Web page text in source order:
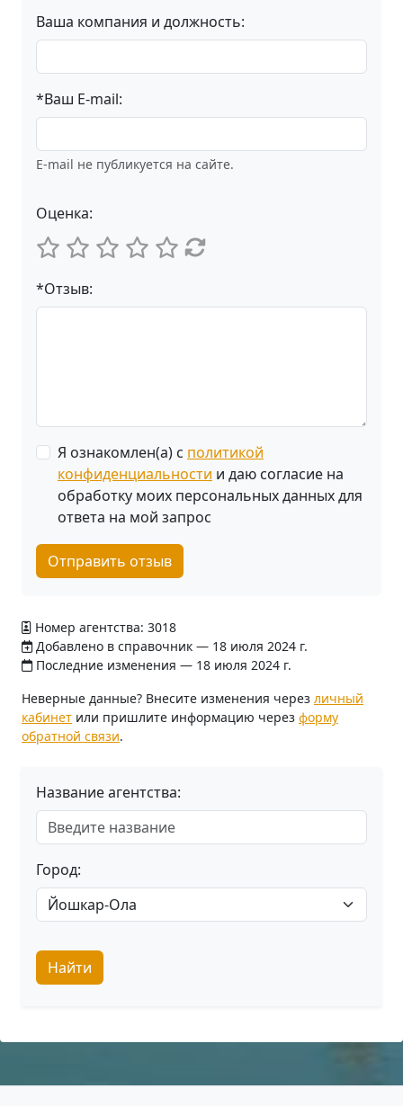
Ваша компания и должность:
*Ваш E-mail:
E-mail не публикуется на сайте.
Оценка:
*Отзыв:
Я ознакомлен(а) с политикой
конфиденциальности и даю согласие на
обработку моих персональных данных для
ответа на мой запрос
Отправить отзыв
Номер агентства: 3018
Добавлено в справочник — 18 июля 2024 г.
Последние изменения — 18 июля 2024 г.
Неверные данные? Внесите изменения через личный
кабинет или пришлите информацию через форму
обратной связи.
Название агентства:
Город:
Найти